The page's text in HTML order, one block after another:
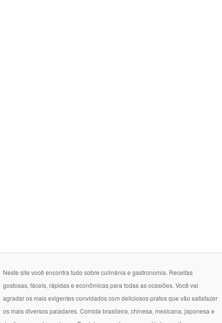
Neste site você encontra tudo sobre culinánia e gastronomia. Receitas
gostosas, fáceis, rápidas e econômicas para todas as ocasiões. Você vai
agradar os mais exigentes convidados com deliciosos pratos que vão satisfazer
os mais diversos paladares. Comida brasileira, chinesa, mexicana, japonesa e